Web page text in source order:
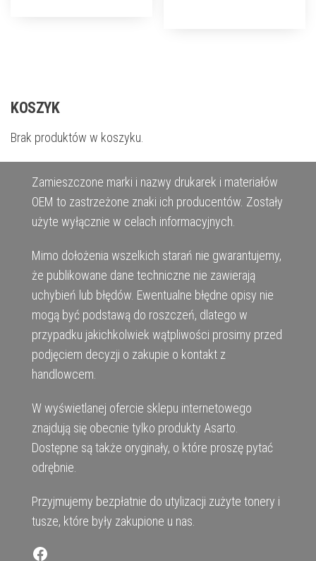
KOSZYK
Brak produktów w koszyku.
Zamieszczone marki i nazwy drukarek i materiałów
OEM to zastrzeżone znaki ich producentów. Zostały
użyte wyłącznie w celach informacyjnych.
Mimo dołożenia wszelkich starań nie gwarantujemy,
że publikowane dane techniczne nie zawierają
uchybień lub błędów. Ewentualne błędne opisy nie
mogą być podstawą do roszczeń, dlatego w
przypadku jakichkolwiek wątpliwości prosimy przed
podjęciem decyzji o zakupie o kontakt z
handlowcem.
W wyświetlanej ofercie sklepu internetowego
znajdują się obecnie tylko produkty Asarto.
Dostępne są także oryginały, o które proszę pytać
odrębnie.
Przyjmujemy bezpłatnie do utylizacji zużyte tonery i
tusze, które były zakupione u nas.
Facebook